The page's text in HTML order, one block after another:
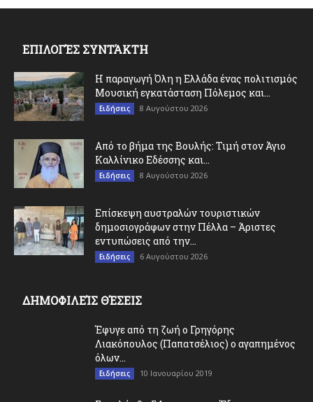
ΕΠΙΛΟΓΈΣ ΣΥΝΤΆΚΤΗ
Η παραγωγή Όλη η Ελλάδα ένας πολιτισμός
Μουσική εγκατάσταση Πόλεμος και...
Ειδήσεις 8 Αυγούστου 2026
Από το βήμα της Βουλής: Τιμή στον Άγιο
Καλλίνικο Εδέσσης και...
Ειδήσεις 8 Αυγούστου 2026
Επίσκεψη αυστραλών τουριστικών
δημοσιογράφων στην Πέλλα – Άριστες
εντυπώσεις από την...
Ειδήσεις 6 Αυγούστου 2026
ΔΗΜΟΦΙΛΕΊΣ ΘΈΣΕΙΣ
Έφυγε από τη ζωή ο Γρηγόρης
Λιακόπουλος (Παπατσέλιος) ο αγαπημένος
όλων...
Ειδήσεις 10 Ιανουαρίου 2019